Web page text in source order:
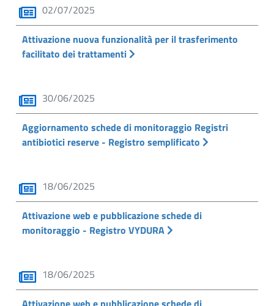
02/07/2025
Attivazione nuova funzionalità per il trasferimento
facilitato dei trattamenti
30/06/2025
Aggiornamento schede di monitoraggio Registri
antibiotici reserve - Registro semplificato
18/06/2025
Attivazione web e pubblicazione schede di
monitoraggio - Registro VYDURA
18/06/2025